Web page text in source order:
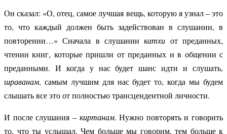
Он сказал: «О, отец, самое лучшая вещь, которую я узнал – это
то, что каждый должен быть задействован в слушании, в
повторении…» Сначала в слушаниикатхи от преданных,
чтении книг, которые пришли от преданных и в общении с
преданными. И когда у нас будет шанс идти и слушать,
шраванам, самым лучшим для нас будет то, когда мы будем
слышать все это от полностью трансцендентной личности.
И после слушания – киртанам. Нужно повторять и говорить
то, что ты услышал. Чем больше мы говорим, тем больше к